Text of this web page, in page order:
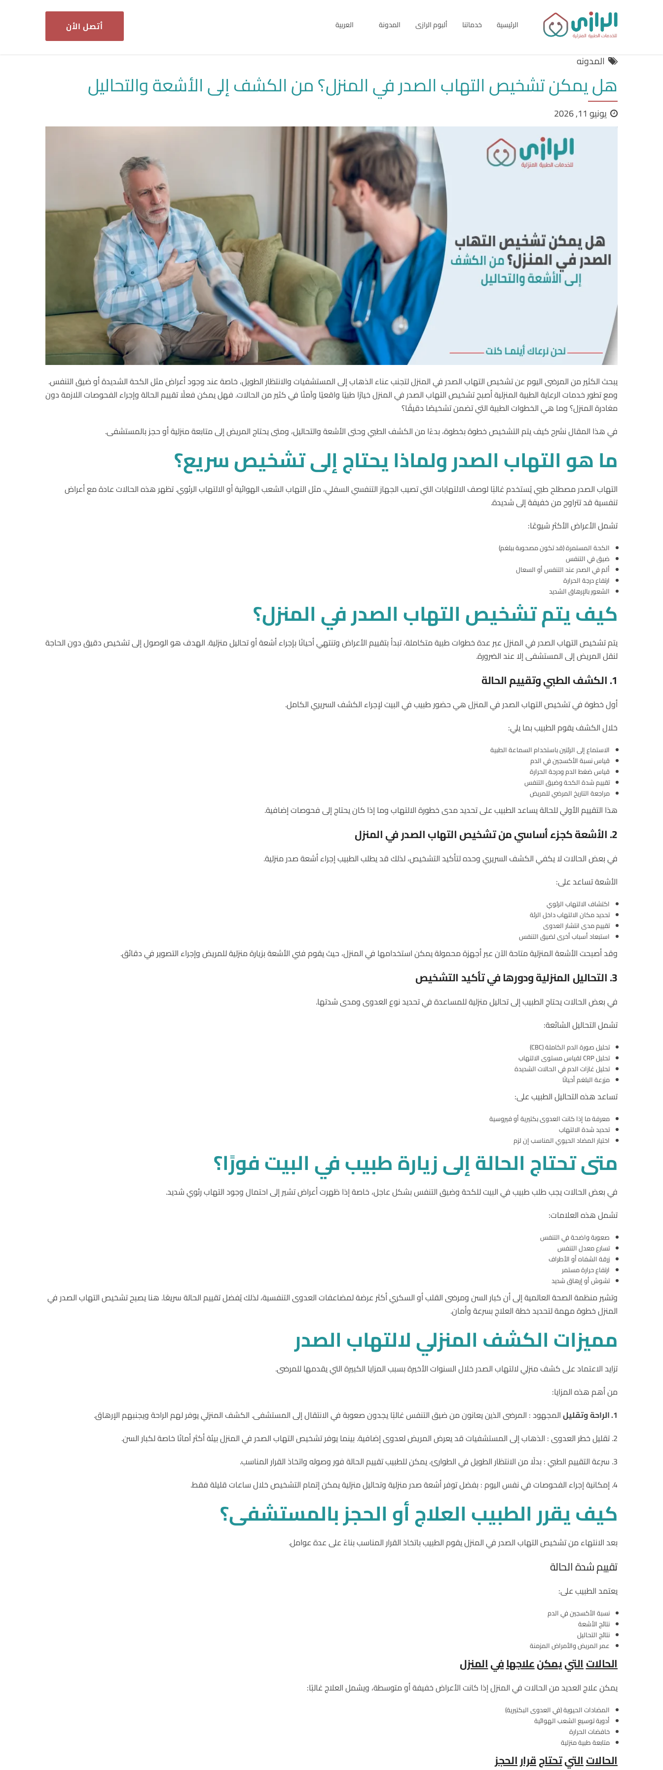
أتصل الأن الرئيسية خدماتنا ألبوم الرازى المدونة العربية
المدونه
هل يمكن تشخيص التهاب الصدر في المنزل؟ من الكشف إلى الأشعة والتحاليل
يونيو 11, 2026
يبحث الكثير من المرضى اليوم عن تشخيص التهاب الصدر في المنزل لتجنب عناء الذهاب إلى المستشفيات والانتظار الطويل، خاصة عند وجود أعراض مثل الكحة الشديدة أو ضيق التنفس.
ومع تطور خدمات الرعاية الطبية المنزلية أصبح تشخيص التهاب الصدر في المنزل خيارًا طبيًا واقعيًا وآمنًا في كثير من الحالات. فهل يمكن فعلًا تقييم الحالة وإجراء الفحوصات اللازمة دون
مغادرة المنزل؟ وما هي الخطوات الطبية التي تضمن تشخيصًا دقيقًا؟
في هذا المقال نشرح كيف يتم التشخيص خطوة بخطوة، بدءًا من الكشف الطبي وحتى الأشعة والتحاليل، ومتى يحتاج المريض إلى متابعة منزلية أو حجز بالمستشفى.
ماهوالتهابالصدرولماذايحتاجإلىتشخيصسريع؟
التهاب الصدر مصطلح طبي يُستخدم غالبًا لوصف الالتهابات التي تصيب الجهاز التنفسي السفلي، مثل التهاب الشعب الهوائية أو الالتهاب الرئوي. تظهر هذه الحالات عادة مع أعراض
تنفسية قد تتراوح من خفيفة إلى شديدة.
تشمل الأعراض الأكثر شيوعًا:
الكحة المستمرة (قد تكون مصحوبة ببلغم)
ضيق في التنفس
ألم في الصدر عند التنفس أو السعال
ارتفاع درجة الحرارة
الشعور بالإرهاق الشديد
كيفيتمتشخيصالتهابالصدرفيالمنزل؟
يتم تشخيص التهاب الصدر في المنزل عبر عدة خطوات طبية متكاملة، تبدأ بتقييم الأعراض وتنتهي أحيانًا بإجراء أشعة أو تحاليل منزلية. الهدف هو الوصول إلى تشخيص دقيق دون الحاجة
لنقل المريض إلى المستشفى إلا عند الضرورة.
1. الكشفالطبيوتقييمالحالة
أول خطوة في تشخيص التهاب الصدر في المنزل هي حضور طبيب في البيت لإجراء الكشف السريري الكامل.
خلال الكشف يقوم الطبيب بما يلي:
الاستماع إلى الرئتين باستخدام السماعة الطبية
قياس نسبة الأكسجين في الدم
قياس ضغط الدم ودرجة الحرارة
تقييم شدة الكحة وضيق التنفس
مراجعة التاريخ المرضي للمريض
هذا التقييم الأولي للحالة يساعد الطبيب على تحديد مدى خطورة الالتهاب وما إذا كان يحتاج إلى فحوصات إضافية.
2. الأشعةكجزءأساسيمنتشخيصالتهابالصدرفيالمنزل
في بعض الحالات لا يكفي الكشف السريري وحده لتأكيد التشخيص، لذلك قد يطلب الطبيب إجراء أشعة صدر منزلية.
الأشعة تساعد على:
اكتشاف الالتهاب الرئوي
تحديد مكان الالتهاب داخل الرئة
تقييم مدى انتشار العدوى
استبعاد أسباب أخرى لضيق التنفس
وقد أصبحت الأشعة المنزلية متاحة الآن عبر أجهزة محمولة يمكن استخدامها في المنزل، حيث يقوم فني الأشعة بزيارة منزلية للمريض وإجراء التصوير في دقائق.
3. التحاليلالمنزليةودورهافيتأكيدالتشخيص
في بعض الحالات يحتاج الطبيب إلى تحاليل منزلية للمساعدة في تحديد نوع العدوى ومدى شدتها.
تشمل التحاليل الشائعة:
تحليل صورة الدم الكاملة (CBC)
تحليل CRP لقياس مستوى الالتهاب
تحليل غازات الدم في الحالات الشديدة
مزرعة البلغم أحيانًا
تساعد هذه التحاليل الطبيب على:
معرفة ما إذا كانت العدوى بكتيرية أو فيروسية
تحديد شدة الالتهاب
اختيار المضاد الحيوي المناسب إن لزم
متىتحتاجالحالةإلىزيارةطبيبفيالبيتفورًا؟
في بعض الحالات يجب طلب طبيب في البيت للكحة وضيق التنفس بشكل عاجل، خاصة إذا ظهرت أعراض تشير إلى احتمال وجود التهاب رئوي شديد.
تشمل هذه العلامات:
صعوبة واضحة في التنفس
تسارع معدل التنفس
زرقة الشفاه أو الأطراف
ارتفاع حرارة مستمر
تشوش أو إرهاق شديد
وتشير منظمة الصحة العالمية إلى أن كبار السن ومرضى القلب أو السكري أكثر عرضة لمضاعفات العدوى التنفسية، لذلك يُفضل تقييم الحالة سريعًا. هنا يصبح تشخيص التهاب الصدر في
المنزل خطوة مهمة لتحديد خطة العلاج بسرعة وأمان.
مميزاتالكشف المنزليلالتهابالصدر
تزايد الاعتماد على كشف منزلي لالتهاب الصدر خلال السنوات الأخيرة بسبب المزايا الكبيرة التي يقدمها للمرضى.
من أهم هذه المزايا:
1. الراحةوتقليلالمجهود : المرضى الذين يعانون من ضيق التنفس غالبًا يجدون صعوبة في الانتقال إلى المستشفى. الكشف المنزلي يوفر لهم الراحة ويجنبهم الإرهاق.
2. تقليل خطر العدوى : الذهاب إلى المستشفيات قد يعرض المريض لعدوى إضافية. بينما يوفر تشخيص التهاب الصدر في المنزل بيئة أكثر أمانًا خاصة لكبار السن.
3. سرعة التقييم الطبي : بدلًا من الانتظار الطويل في الطوارئ، يمكن للطبيب تقييم الحالة فور وصوله واتخاذ القرار المناسب.
4. إمكانية إجراء الفحوصات في نفس اليوم : بفضل توفر أشعة صدر منزلية وتحاليل منزلية يمكن إتمام التشخيص خلال ساعات قليلة فقط.
كيفيقررالطبيبالعلاجأوالحجزبالمستشفى؟
بعد الانتهاء من تشخيص التهاب الصدر في المنزل يقوم الطبيب باتخاذ القرار المناسب بناءً على عدة عوامل.
تقييم شدة الحالة
يعتمد الطبيب على:
نسبة الأكسجين في الدم
نتائج الأشعة
نتائج التحاليل
عمر المريض والأمراض المزمنة
الحالاتالتييمكنعلاجهافيالمنزل
يمكن علاج العديد من الحالات في المنزل إذا كانت الأعراض خفيفة أو متوسطة، ويشمل العلاج غالبًا:
المضادات الحيوية (في العدوى البكتيرية)
أدوية توسيع الشعب الهوائية
خافضات الحرارة
متابعة طبية منزلية
الحالاتالتيتحتاجقرارالحجز